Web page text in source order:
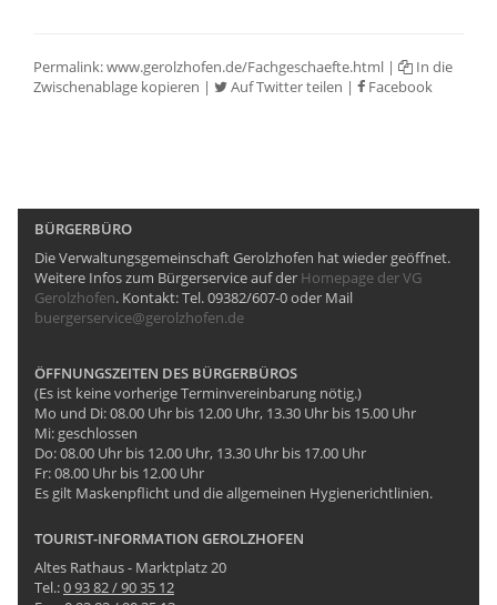
Permalink:www.gerolzhofen.de/Fachgeschaefte.html |
In die
Zwischenablage kopieren | Auf Twitter teilen | Facebook
BÜRGERBÜRO
Die Verwaltungsgemeinschaft Gerolzhofen hat wieder geöffnet.
Weitere Infos zum Bürgerservice auf der Homepage der VG
Gerolzhofen. Kontakt: Tel. 09382/607-0 oder Mail
buergerservice@gerolzhofen.de
ÖFFNUNGSZEITEN DES BÜRGERBÜROS
(Es ist keine vorherige Terminvereinbarung nötig.)
Mo und Di: 08.00 Uhr bis 12.00 Uhr, 13.30 Uhr bis 15.00 Uhr
Mi: geschlossen
Do: 08.00 Uhr bis 12.00 Uhr, 13.30 Uhr bis 17.00 Uhr
Fr: 08.00 Uhr bis 12.00 Uhr
Es gilt Maskenpflicht und die allgemeinen Hygienerichtlinien.
TOURIST-INFORMATION GEROLZHOFEN
Altes Rathaus - Marktplatz 20
Tel.:0 93 82 / 90 35 12